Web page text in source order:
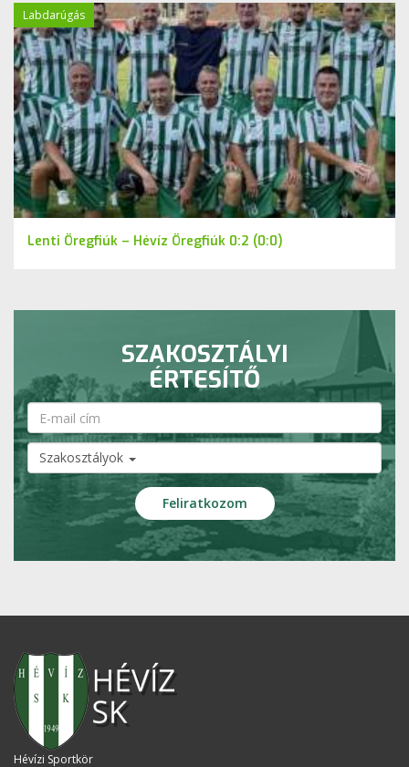
Labdarúgás
Lenti Öregfiúk – Hévíz Öregfiúk 0:2 (0:0)
SZAKOSZTÁLYI
ÉRTESÍTŐ
Szakosztályok
Hévízi Sportkör